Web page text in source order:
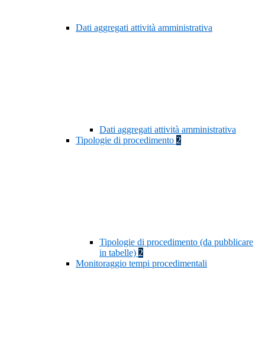
Dati aggregati attività amministrativa
Dati aggregati attività amministrativa
Tipologie di procedimento 2
Tipologie di procedimento (da pubblicare
in tabelle) 2
Monitoraggio tempi procedimentali